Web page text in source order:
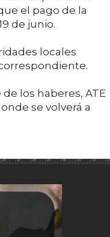
el pago de la
de junio.
locales
los haberes, ATE
se volverá a